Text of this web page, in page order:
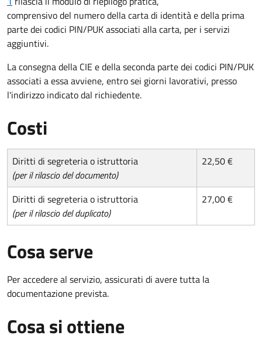
comprensivo del numero della carta di identità e della prima
parte dei codici PIN/PUK associati alla carta, per i servizi
aggiuntivi.
La consegna della CIE e della seconda parte dei codici PIN/PUK
associati a essa avviene, entro sei giorni lavorativi, presso
l'indirizzo indicato dal richiedente.
Costi
Diritti di segreteria o istruttoria
(per il rilascio del documento)
22,50 €
Diritti di segreteria o istruttoria
(per il rilascio del duplicato)
27,00 €
Cosa serve
Per accedere al servizio, assicurati di avere tutta la
documentazione prevista.
Cosa si ottiene